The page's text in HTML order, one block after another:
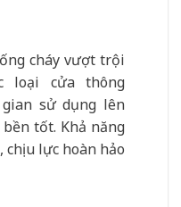
cháy vượt trội
loại cửa thông
sử dụng lên
tốt. Khả năng
chịu lực hoàn hảo